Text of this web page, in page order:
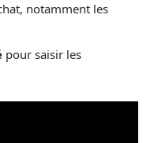
notamment les
pour saisir les